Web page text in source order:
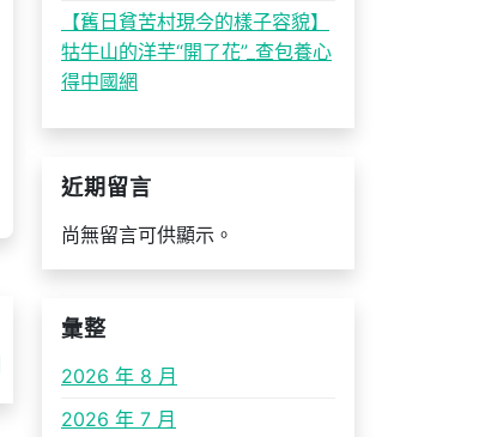
【舊日貧苦村現今的樣子容貌】
牯牛山的洋芋“開了花”_查包養心
得中國網
近期留言
尚無留言可供顯示。
彙整
2026 年 8 月
2026 年 7 月